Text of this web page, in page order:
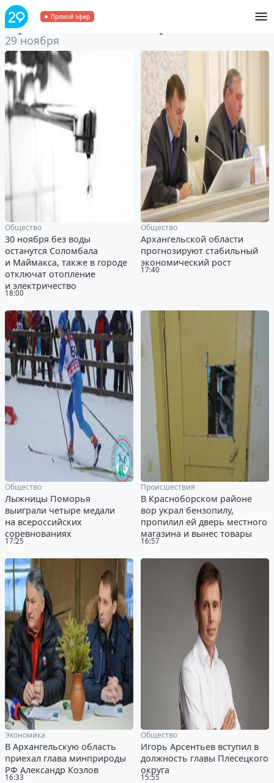
Прямой эфир
Архивза 29 ноября 2021
29 ноября
18:00
Общество
30 ноября без воды
останутся Соломбала
и Маймакса, также в городе
отключат отопление
и электричество
17:40
Общество
Архангельской области
прогнозируют стабильный
экономический рост
17:25
Общество
Лыжницы Поморья
выиграли четыре медали
на всероссийских
соревнованиях
16:57
Происшествия
В Красноборском районе
вор украл бензопилу,
пропилил ей дверь местного
магазина и вынес товары
16:33
Экономика
В Архангельскую область
приехал глава минприроды
РФ Александр Козлов
15:55
Общество
Игорь Арсентьев вступил в
должность главы Плесецкого
округа